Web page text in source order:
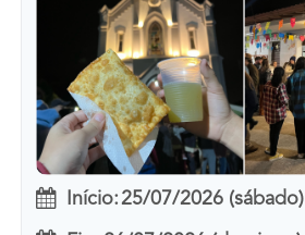
Início:25/07/2026 (sábado)